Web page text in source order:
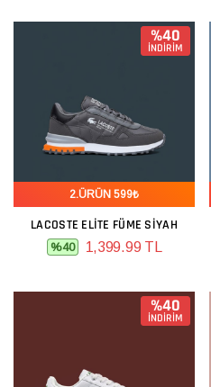
%40
İNDİRİM
2.ÜRÜN 599₺
LACOSTE ELITE FÜME SIYAH
%40 1,399.99 TL
%40
İNDİRİM